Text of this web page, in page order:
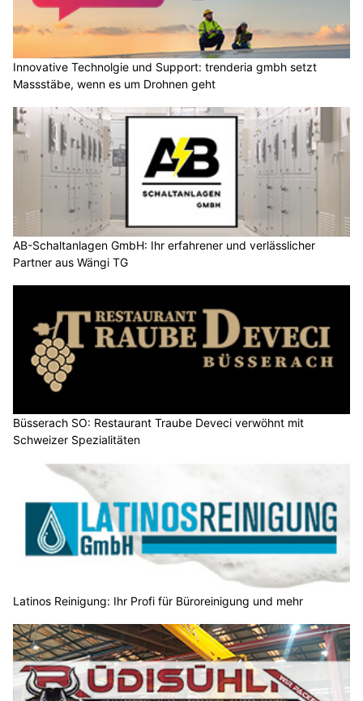
Innovative Technolgie und Support: trenderia gmbh setzt
Massstäbe, wenn es um Drohnen geht
AB-Schaltanlagen GmbH: Ihr erfahrener und verlässlicher
Partner aus Wängi TG
Büsserach SO: Restaurant Traube Deveci verwöhnt mit
Schweizer Spezialitäten
Latinos Reinigung: Ihr Profi für Büroreinigung und mehr